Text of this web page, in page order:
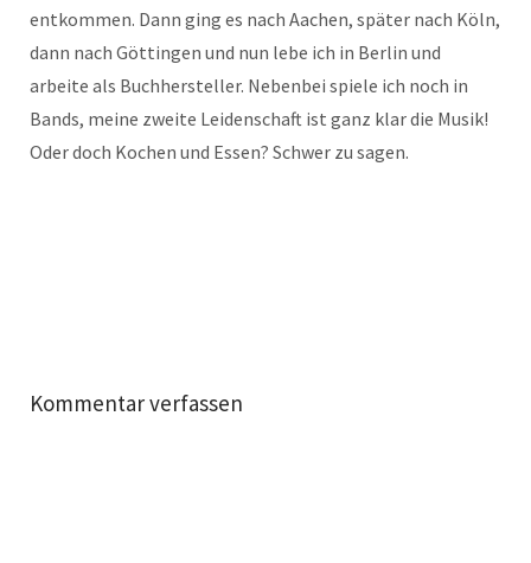
entkommen. Dann ging es nach Aachen, später nach Köln,
dann nach Göttingen und nun lebe ich in Berlin und
arbeite als Buchhersteller. Nebenbei spiele ich noch in
Bands, meine zweite Leidenschaft ist ganz klar die Musik!
Oder doch Kochen und Essen? Schwer zu sagen.
Kommentar verfassen